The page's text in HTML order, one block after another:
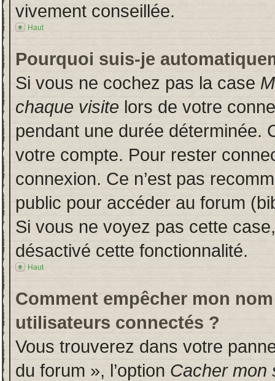
vivement conseillée.
Haut
Pourquoi suis-je
Si vous ne cochez pas la case
chaque visite lors de votre
pendant une durée déterminée.
votre compte. Pour rester
connexion. Ce n’est pas
public pour accéder au forum
Si vous ne voyez pas cette
désactivé cette fonctionnalité.
Haut
Comment empêcher mon
utilisateurs connectés ?
Vous trouverez dans votre
du forum », l’option Cacher mon